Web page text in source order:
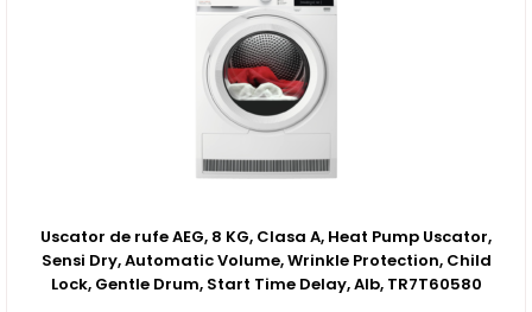
Uscator de rufe AEG, 8 KG, Clasa A, Heat Pump Uscator,
Sensi Dry, Automatic Volume, Wrinkle Protection, Child
Lock, Gentle Drum, Start Time Delay, Alb, TR7T60580